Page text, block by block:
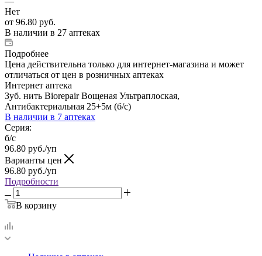
Нет
от 96.80 руб.
В наличии в 27 аптеках
Подробнее
Цена действительна только для интернет-магазина и может
отличаться от цен в розничных аптеках
Интернет аптека
Зуб. нить Biorepair Вощеная Ультраплоская,
Антибактериальная 25+5м (б/с)
В наличии в 7 аптеках
Серия:
б/с
96.80 руб./уп
Варианты цен
96.80 руб./уп
Подробности
В корзину